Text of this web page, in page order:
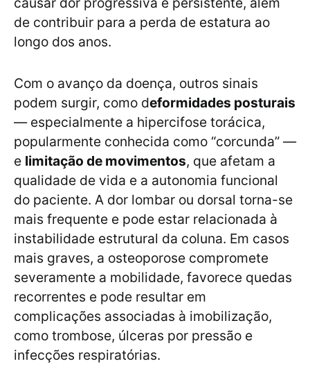
de contribuir para a perda de estatura ao
longo dos anos.
Com o avanço da doença, outros sinais
podem surgir, como deformidades posturais
— especialmente a hipercifose torácica,
popularmente conhecida como “corcunda” —
e limitação de movimentos, que afetam a
qualidade de vida e a autonomia funcional
do paciente. A dor lombar ou dorsal torna-se
mais frequente e pode estar relacionada à
instabilidade estrutural da coluna. Em casos
mais graves, a osteoporose compromete
severamente a mobilidade, favorece quedas
recorrentes e pode resultar em
complicações associadas à imobilização,
como trombose, úlceras por pressão e
infecções respiratórias.